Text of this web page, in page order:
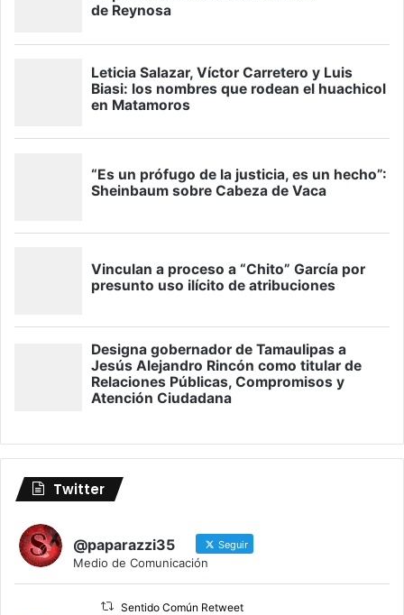
Twitter
@paparazzi35 Seguir
Medio de Comunicación
Sentido Común Retweet